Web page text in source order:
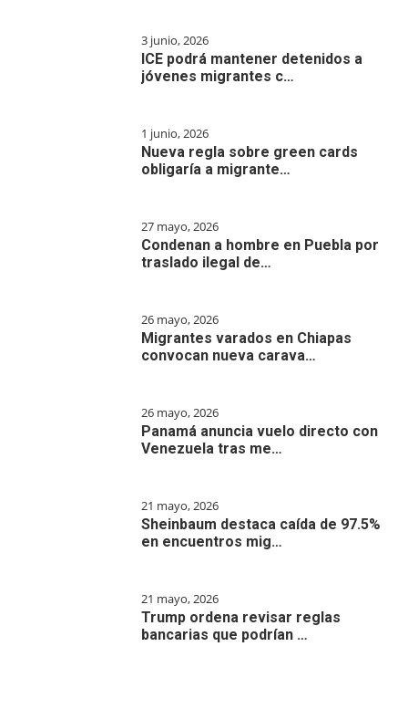
3 junio, 2026
ICE podrá mantener detenidos a
jóvenes migrantes c…
1 junio, 2026
Nueva regla sobre green cards
obligaría a migrante…
27 mayo, 2026
Condenan a hombre en Puebla por
traslado ilegal de…
26 mayo, 2026
Migrantes varados en Chiapas
convocan nueva carava…
26 mayo, 2026
Panamá anuncia vuelo directo con
Venezuela tras me…
21 mayo, 2026
Sheinbaum destaca caída de 97.5%
en encuentros mig…
21 mayo, 2026
Trump ordena revisar reglas
bancarias que podrían …